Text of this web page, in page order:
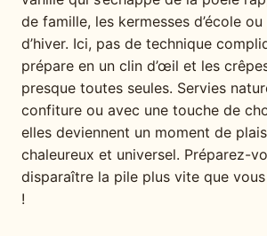
de famille, les kermesses d’école
d’hiver. Ici, pas de technique
prépare en un clin d’œil et les
presque toutes seules. Servies
confiture ou avec une touche de
elles deviennent un moment de
chaleureux et universel. Préparez-
disparaître la pile plus vite que vous
!